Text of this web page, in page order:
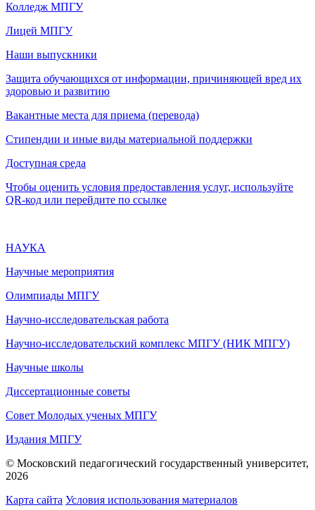
Колледж МПГУ
Лицей МПГУ
Наши выпускники
Защита обучающихся от информации, причиняющей вред их
здоровью и развитию
Вакантные места для приема (перевода)
Стипендии и иные виды материальной поддержки
Доступная среда
Чтобы оценить условия предоставления услуг, используйте
QR-код или перейдите по ссылке
НАУКА
Научные мероприятия
Олимпиады МПГУ
Научно-исследовательская работа
Научно-исследовательский комплекс МПГУ (НИК МПГУ)
Научные школы
Диссертационные советы
Совет Молодых ученых МПГУ
Издания МПГУ
© Московский педагогический государственный университет,
2026
Карта сайта Условия использования материалов